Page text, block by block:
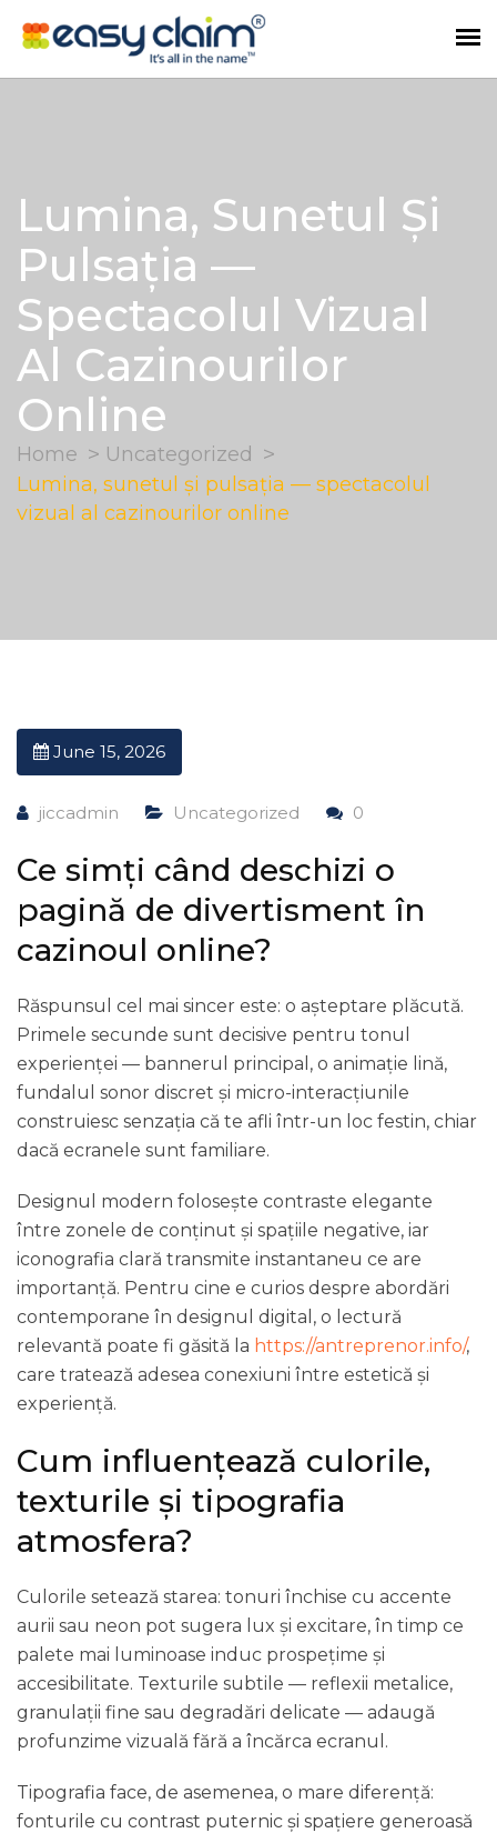
Lumina, Sunetul Și
Pulsația —
Spectacolul Vizual
Al Cazinourilor
Online
Home
Uncategorized
Lumina, sunetul și pulsația — spectacolul
vizual al cazinourilor online
June 15, 2026
jiccadmin Uncategorized 0
Ce simți când deschizi o
pagină de divertisment în
cazinoul online?
Răspunsul cel mai sincer este: o așteptare plăcută.
Primele secunde sunt decisive pentru tonul
experienței — bannerul principal, o animație lină,
fundalul sonor discret și micro-interacțiunile
construiesc senzația că te afli într-un loc festin, chiar
dacă ecranele sunt familiare.
Designul modern folosește contraste elegante
între zonele de conținut și spațiile negative, iar
iconografia clară transmite instantaneu ce are
importanță. Pentru cine e curios despre abordări
contemporane în designul digital, o lectură
relevantă poate fi găsită la https://antreprenor.info/,
care tratează adesea conexiuni între estetică și
experiență.
Cum influențează culorile,
texturile și tipografia
atmosfera?
Culorile setează starea: tonuri închise cu accente
aurii sau neon pot sugera lux și excitare, în timp ce
palete mai luminoase induc prospețime și
accesibilitate. Texturile subtile — reflexii metalice,
granulații fine sau degradări delicate — adaugă
profunzime vizuală fără a încărca ecranul.
Tipografia face, de asemenea, o mare diferență:
fonturile cu contrast puternic și spațiere generoasă